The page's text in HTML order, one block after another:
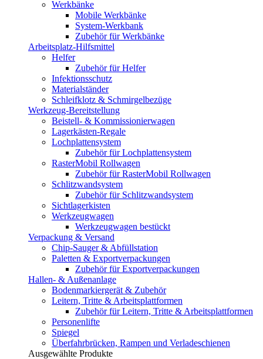
Werkbänke
Mobile Werkbänke
System-Werkbank
Zubehör für Werkbänke
Arbeitsplatz-Hilfsmittel
Helfer
Zubehör für Helfer
Infektionsschutz
Materialständer
Schleifklotz & Schmirgelbezüge
Werkzeug-Bereitstellung
Beistell- & Kommissionierwagen
Lagerkästen-Regale
Lochplattensystem
Zubehör für Lochplattensystem
RasterMobil Rollwagen
Zubehör für RasterMobil Rollwagen
Schlitzwandsystem
Zubehör für Schlitzwandsystem
Sichtlagerkisten
Werkzeugwagen
Werkzeugwagen bestückt
Verpackung & Versand
Chip-Sauger & Abfüllstation
Paletten & Exportverpackungen
Zubehör für Exportverpackungen
Hallen- & Außenanlage
Bodenmarkiergerät & Zubehör
Leitern, Tritte & Arbeitsplattformen
Zubehör für Leitern, Tritte & Arbeitsplattformen
Personenlifte
Spiegel
Überfahrbrücken, Rampen und Verladeschienen
Ausgewählte Produkte